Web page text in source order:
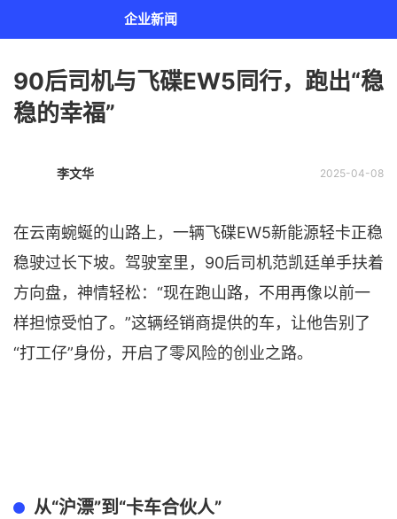
企业新闻
90后司机与飞碟EW5同行，跑出“稳
稳的幸福”
2025-04-08
李文华
在云南蜿蜒的山路上，一辆飞碟EW5新能源轻卡正稳
稳驶过长下坡。驾驶室里，90后司机范凯廷单手扶着
方向盘，神情轻松：“现在跑山路，不用再像以前一
样担惊受怕了。”这辆经销商提供的车，让他告别了
“打工仔”身份，开启了零风险的创业之路。
从“沪漂”到“卡车合伙人”